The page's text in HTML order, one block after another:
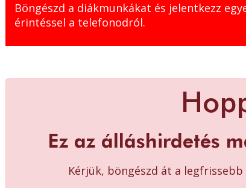
Böngészd a diákmunkákat és jelentkezz
érintéssel a telefonodról.
Ez az álláshirdetés
Kérjük, böngészd át a